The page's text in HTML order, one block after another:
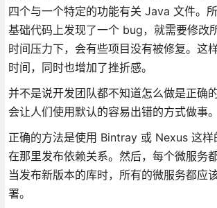
四个与一个特定的功能有关 Java 文件。
基础代码上发现了一个 bug，就需要修改
时间压力下，会有些项目没有被修复。这
时间，同时也增加了挫折感。
并不是说开发团队都不知道怎么做是正确
会让人们使用默认的容易出错的方式做事。
正确的方法是使用 Bintray 或 Nexus 这样
在那里发布依赖关系。然后，每个微服务
当发布新版本的库时，所有的微服务都应
署。